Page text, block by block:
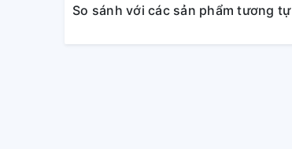
THANH ANODE MG LỚN
So sánh với các sản phẩm tương tự